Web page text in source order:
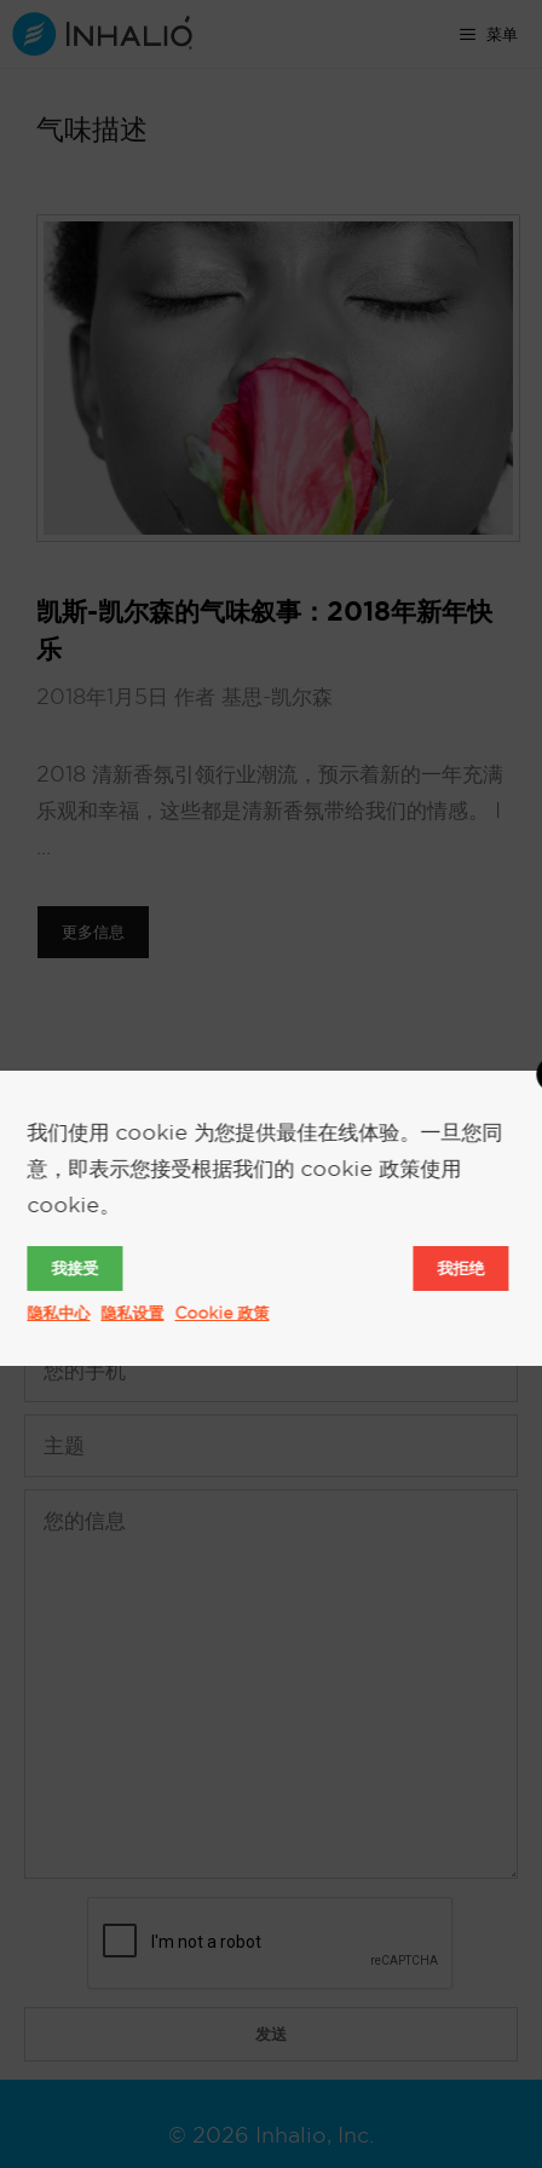
跳
至
菜单
气味描述
凯斯-凯尔森的气味叙事：2018年新年快
乐
2018年1月5日 作者 基思-凯尔森
2018 清新香氛引领行业潮流，预示着新的一年充满
乐观和幸福，这些都是清新香氛带给我们的情感。 I
更多信息
索取更多信息
© 2026 Inhalio, Inc.
我们使用 cookie 为您提供最佳在线体验。一旦您同
意，即表示您接受根据我们的 cookie 政策使用
cookie。
我接受 我拒绝
隐私中心 隐私设置 Cookie 政策